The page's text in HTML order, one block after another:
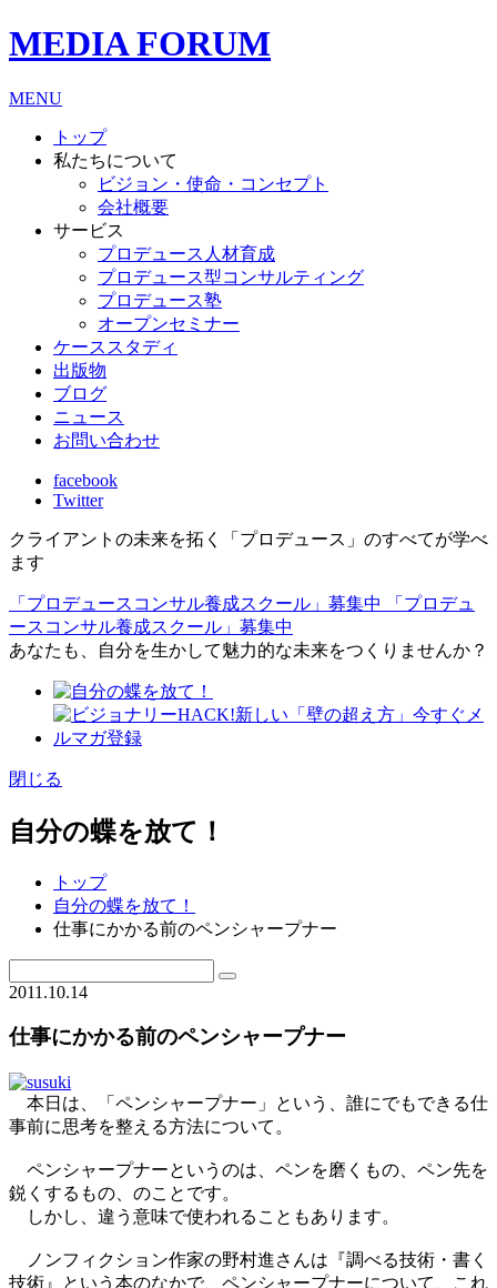
MEDIA FORUM
MENU
トップ
私たちについて
ビジョン・使命・コンセプト
会社概要
サービス
プロデュース人材育成
プロデュース型コンサルティング
プロデュース塾
オープンセミナー
ケーススタディ
出版物
ブログ
ニュース
お問い合わせ
facebook
Twitter
クライアントの未来を拓く「プロデュース」のすべてが学べ
ます
「プロデュースコンサル養成スクール」募集中
「プロデュ
ースコンサル養成スクール」募集中
あなたも、自分を生かして魅力的な未来をつくりませんか？
閉じる
自分の蝶を放て！
トップ
自分の蝶を放て！
仕事にかかる前のペンシャープナー
2011.10.14
仕事にかかる前のペンシャープナー
本日は、「ペンシャープナー」という、誰にでもできる仕
事前に思考を整える方法について。
ペンシャープナーというのは、ペンを磨くもの、ペン先を
鋭くするもの、のことです。
しかし、違う意味で使われることもあります。
ノンフィクション作家の野村進さんは『調べる技術・書く
技術』という本のなかで、ペンシャープナーについて、これ